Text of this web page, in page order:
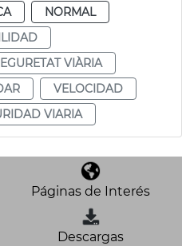
NORMAL
VIÀRIA
VELOCIDAD
VIARIA
Páginas de Interés
Descargas